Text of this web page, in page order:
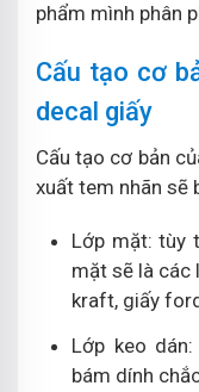
phẩm mình phân
Cấu tạo cơ
decal giấy
Cấu tạo cơ bản
xuất tem nhãn sẽ
Lớp mặt: tùy
mặt sẽ là các
kraft, giấy
Lớp keo
bám dính